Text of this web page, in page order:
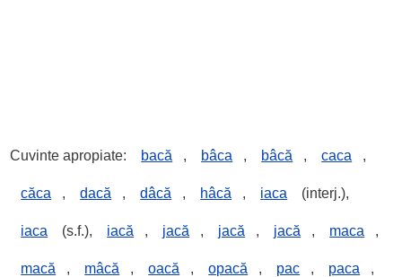
Cuvinte apropiate: bacă , bâca , bâcă , caca ,
căca , dacă , dâcă , hâcă , iaca (interj.),
iaca (s.f.), iacă , jacă , jacă , jacă , maca ,
macă , mâcă , oacă , opacă , pac , paca ,